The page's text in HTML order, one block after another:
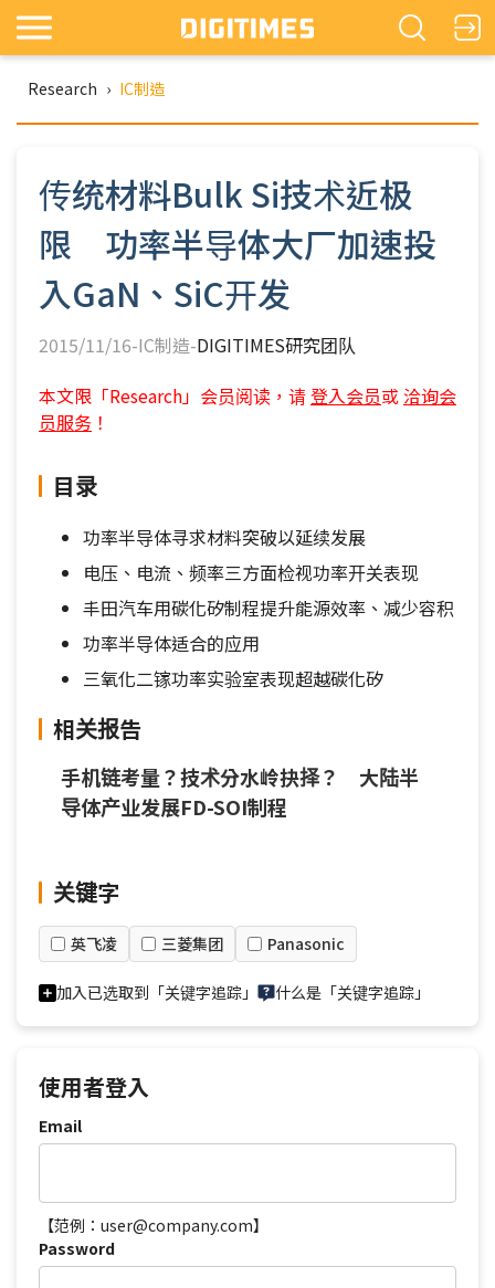
Research › IC制造
传统材料Bulk Si技术近极
限 功率半导体大厂加速投
入GaN、SiC开发
2015/11/16-IC制造-DIGITIMES研究团队
本文限「Research」会员阅读，请登入会员或 洽询会
员服务 ！
目录
功率半导体寻求材料突破以延续发展
电压、电流、频率三方面检视功率开关表现
丰田汽车用碳化矽制程提升能源效率、减少容积
功率半导体适合的应用
三氧化二镓功率实验室表现超越碳化矽
相关报告
手机链考量？技术分水岭抉择？ 大陆半
导体产业发展FD-SOI制程
关键字
英飞凌 三菱集团 Panasonic
加入已选取到「关键字追踪」 什么是「关键字追踪」
使用者登入
Email
【范例：user@company.com】
Password